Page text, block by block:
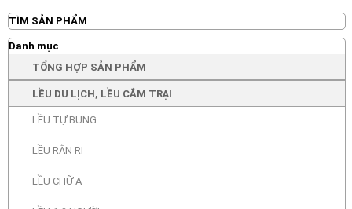
TÌM SẢN PHẨM
Danh mục
TỔNG HỢP SẢN PHẨM
LỀU DU LỊCH, LỀU CẮM TRẠI
LỀU TỰ BUNG
LỀU RẰN RI
LỀU CHỮ A